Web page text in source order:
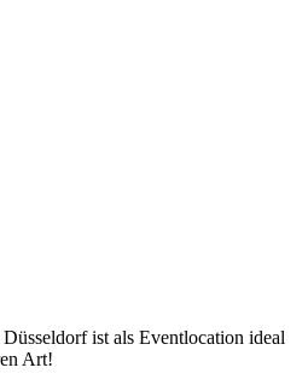
ist als Eventlocation ideal
Art!